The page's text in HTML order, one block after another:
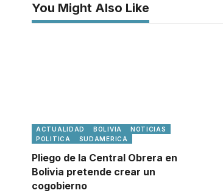
You Might Also Like
ACTUALIDAD BOLIVIA
NOTICIAS
POLITICA
SUDAMERICA
Pliego de la Central Obrera en
Bolivia pretende crear un
cogobierno